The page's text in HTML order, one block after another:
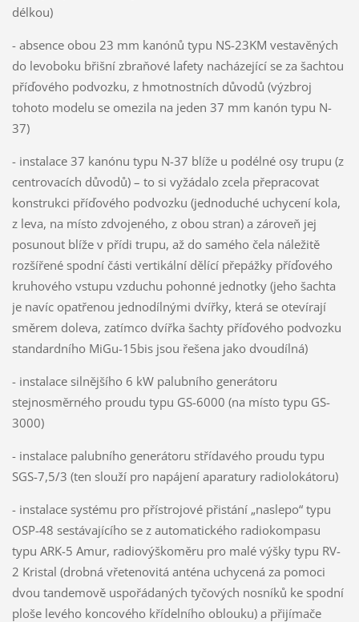
délkou)
- absence obou 23 mm kanónů typu NS-23KM vestavěných
do levoboku břišní zbraňové lafety nacházející se za šachtou
příďového podvozku, z hmotnostních důvodů (výzbroj
tohoto modelu se omezila na jeden 37 mm kanón typu N-
37)
- instalace 37 kanónu typu N-37 blíže u podélné osy trupu (z
centrovacích důvodů) – to si vyžádalo zcela přepracovat
konstrukci příďového podvozku (jednoduché uchycení kola,
z leva, na místo zdvojeného, z obou stran) a zároveň jej
posunout blíže v přídi trupu, až do samého čela náležitě
rozšířené spodní části vertikální dělící přepážky příďového
kruhového vstupu vzduchu pohonné jednotky (jeho šachta
je navíc opatřenou jednodílnými dvířky, která se otevírají
směrem doleva, zatímco dvířka šachty příďového podvozku
standardního MiGu-15bis jsou řešena jako dvoudílná)
- instalace silnějšího 6 kW palubního generátoru
stejnosměrného proudu typu GS-6000 (na místo typu GS-
3000)
- instalace palubního generátoru střídavého proudu typu
SGS-7,5/3 (ten slouží pro napájení aparatury radiolokátoru)
- instalace systému pro přístrojové přistání „naslepo“ typu
OSP-48 sestávajícího se z automatického radiokompasu
typu ARK-5 Amur, radiovýškoměru pro malé výšky typu RV-
2 Kristal (drobná vřetenovitá anténa uchycená za pomoci
dvou tandemově uspořádaných tyčových nosníků ke spodní
ploše levého koncového křídelního oblouku) a přijímače